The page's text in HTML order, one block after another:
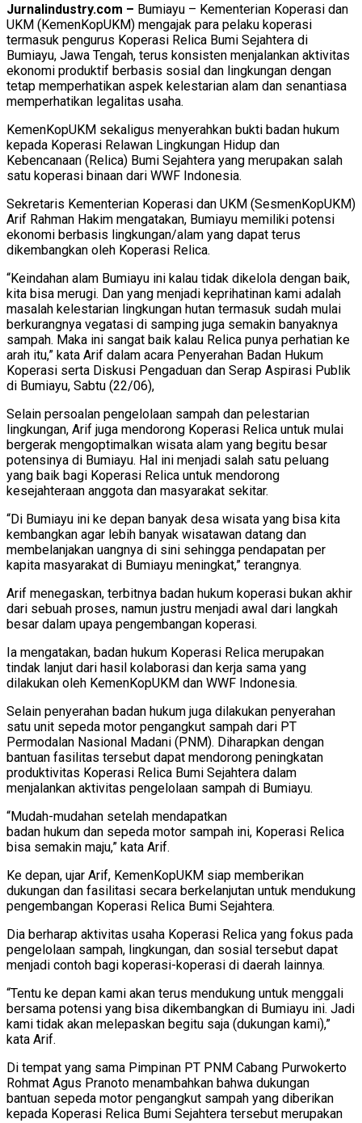
Jurnalindustry.com – Bumiayu – Kementerian Koperasi dan
UKM (KemenKopUKM) mengajak para pelaku koperasi
termasuk pengurus Koperasi Relica Bumi Sejahtera di
Bumiayu, Jawa Tengah, terus konsisten menjalankan aktivitas
ekonomi produktif berbasis sosial dan lingkungan dengan
tetap memperhatikan aspek kelestarian alam dan senantiasa
memperhatikan legalitas usaha.
KemenKopUKM sekaligus menyerahkan bukti badan hukum
kepada Koperasi Relawan Lingkungan Hidup dan
Kebencanaan (Relica) Bumi Sejahtera yang merupakan salah
satu koperasi binaan dari WWF Indonesia.
Sekretaris Kementerian Koperasi dan UKM (SesmenKopUKM)
Arif Rahman Hakim mengatakan, Bumiayu memiliki potensi
ekonomi berbasis lingkungan/alam yang dapat terus
dikembangkan oleh Koperasi Relica.
“Keindahan alam Bumiayu ini kalau tidak dikelola dengan baik,
kita bisa merugi. Dan yang menjadi keprihatinan kami adalah
masalah kelestarian lingkungan hutan termasuk sudah mulai
berkurangnya vegatasi di samping juga semakin banyaknya
sampah. Maka ini sangat baik kalau Relica punya perhatian ke
arah itu,” kata Arif dalam acara Penyerahan Badan Hukum
Koperasi serta Diskusi Pengaduan dan Serap Aspirasi Publik
di Bumiayu, Sabtu (22/06),
Selain persoalan pengelolaan sampah dan pelestarian
lingkungan, Arif juga mendorong Koperasi Relica untuk mulai
bergerak mengoptimalkan wisata alam yang begitu besar
potensinya di Bumiayu. Hal ini menjadi salah satu peluang
yang baik bagi Koperasi Relica untuk mendorong
kesejahteraan anggota dan masyarakat sekitar.
“Di Bumiayu ini ke depan banyak desa wisata yang bisa kita
kembangkan agar lebih banyak wisatawan datang dan
membelanjakan uangnya di sini sehingga pendapatan per
kapita masyarakat di Bumiayu meningkat,” terangnya.
Arif menegaskan, terbitnya badan hukum koperasi bukan akhir
dari sebuah proses, namun justru menjadi awal dari langkah
besar dalam upaya pengembangan koperasi.
Ia mengatakan, badan hukum Koperasi Relica merupakan
tindak lanjut dari hasil kolaborasi dan kerja sama yang
dilakukan oleh KemenKopUKM dan WWF Indonesia.
Selain penyerahan badan hukum juga dilakukan penyerahan
satu unit sepeda motor pengangkut sampah dari PT
Permodalan Nasional Madani (PNM). Diharapkan dengan
bantuan fasilitas tersebut dapat mendorong peningkatan
produktivitas Koperasi Relica Bumi Sejahtera dalam
menjalankan aktivitas pengelolaan sampah di Bumiayu.
“Mudah-mudahan setelah mendapatkan
badan hukum dan sepeda motor sampah ini, Koperasi Relica
bisa semakin maju,” kata Arif.
Ke depan, ujar Arif, KemenKopUKM siap memberikan
dukungan dan fasilitasi secara berkelanjutan untuk mendukung
pengembangan Koperasi Relica Bumi Sejahtera.
Dia berharap aktivitas usaha Koperasi Relica yang fokus pada
pengelolaan sampah, lingkungan, dan sosial tersebut dapat
menjadi contoh bagi koperasi-koperasi di daerah lainnya.
“Tentu ke depan kami akan terus mendukung untuk menggali
bersama potensi yang bisa dikembangkan di Bumiayu ini. Jadi
kami tidak akan melepaskan begitu saja (dukungan kami),”
kata Arif.
Di tempat yang sama Pimpinan PT PNM Cabang Purwokerto
Rohmat Agus Pranoto menambahkan bahwa dukungan
bantuan sepeda motor pengangkut sampah yang diberikan
kepada Koperasi Relica Bumi Sejahtera tersebut merupakan